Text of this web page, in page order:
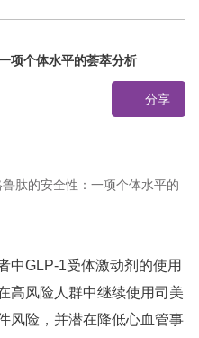
项个体水平的荟萃分析
分享
肽的安全性：一项个体水平的
中GLP-1受体激动剂的使用
高风险人群中继续使用司美
风险，并潜在降低心血管事